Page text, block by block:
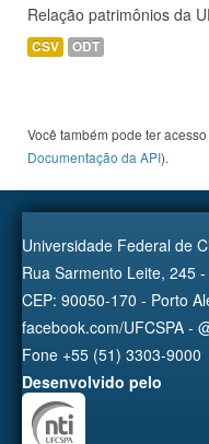
Relação patrimônios da
CSV ODT
Você também pode ter
Documentação da API).
Universidade Federal de
Rua Sarmento Leite, 245
CEP: 90050-170 - Porto
facebook.com/UFCSPA -
Fone +55 (51) 3303-9000
Desenvolvido pelo